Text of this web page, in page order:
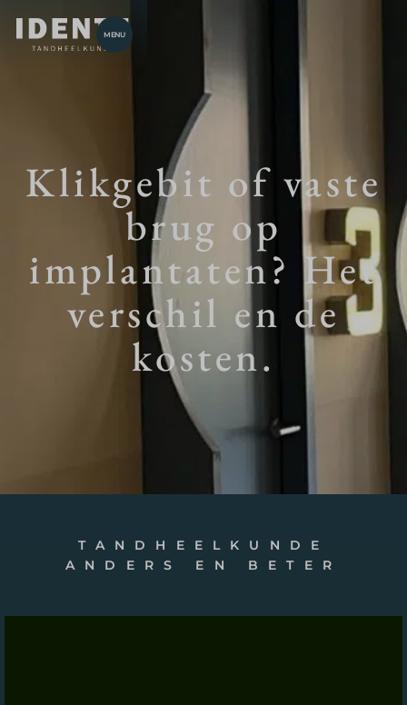
MENU
Klikgebit of vaste
brug op
implantaten? Het
verschil en de
kosten.
TANDHEELKUNDE
ANDERS EN BETER